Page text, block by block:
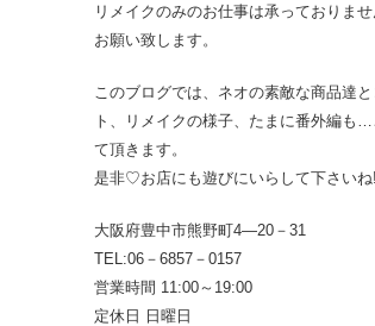
リメイクのみのお仕事は承っておりませ
お願い致します。
このブログでは、ネオの素敵な商品達
ト、リメイクの様子、たまに番外編も
て頂きます。
是非♡お店にも遊びにいらして下さいね
大阪府豊中市熊野町4―20－31
TEL:06－6857－0157
営業時間 11:00～19:00
定休日 日曜日